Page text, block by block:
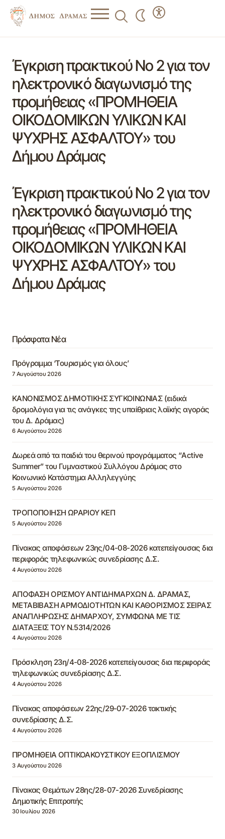
Έγκριση πρακτικού Νο 2 για τον
ηλεκτρονικό διαγωνισμό της
προμήθειας «ΠΡΟΜΗΘΕΙΑ
ΟΙΚΟΔΟΜΙΚΩΝ ΥΛΙΚΩΝ ΚΑΙ
ΨΥΧΡΗΣ ΑΣΦΑΛΤΟΥ» του
Δήμου Δράμας
Έγκριση πρακτικού Νο 2 για τον
ηλεκτρονικό διαγωνισμό της
προμήθειας «ΠΡΟΜΗΘΕΙΑ
ΟΙΚΟΔΟΜΙΚΩΝ ΥΛΙΚΩΝ ΚΑΙ
ΨΥΧΡΗΣ ΑΣΦΑΛΤΟΥ» του
Δήμου Δράμας
Πρόσφατα Νέα
Πρόγραμμα ‘Τουρισμός για όλους’
7 Αυγούστου 2026
ΚΑΝΟΝΙΣΜΟΣ ΔΗΜΟΤΙΚΗΣ ΣΥΓΚΟΙΝΩΝΙΑΣ (ειδικά
δρομολόγια για τις ανάγκες της υπαίθριας λαϊκής αγοράς
του Δ. Δράμας)
6 Αυγούστου 2026
Δωρεά από τα παιδιά του θερινού προγράμματος “Active
Summer” του Γυμναστικού Συλλόγου Δράμας στο
Κοινωνικό Κατάστημα Αλληλεγγύης
5 Αυγούστου 2026
ΤΡΟΠΟΠΟΙΗΣΗ ΩΡΑΡΙΟΥ ΚΕΠ
5 Αυγούστου 2026
Πίνακας αποφάσεων 23ης/04-08-2026 κατεπείγουσας δια
περιφοράς τηλεφωνικώς συνεδρίασης Δ.Σ.
4 Αυγούστου 2026
ΑΠΟΦΑΣΗ ΟΡΙΣΜΟΥ ΑΝΤΙΔΗΜΑΡΧΩΝ Δ. ΔΡΑΜΑΣ,
ΜΕΤΑΒΙΒΑΣΗ ΑΡΜΟΔΙΟΤΗΤΩΝ ΚΑΙ ΚΑΘΟΡΙΣΜΟΣ ΣΕΙΡΑΣ
ΑΝΑΠΛΗΡΩΣΗΣ ΔΗΜΑΡΧΟΥ, ΣΥΜΦΩΝΑ ΜΕ ΤΙΣ
ΔΙΑΤΑΞΕΙΣ ΤΟΥ Ν.5314/2026
4 Αυγούστου 2026
Πρόσκληση 23η/4-08-2026 κατεπείγουσας δια περιφοράς
τηλεφωνικώς συνεδρίασης Δ.Σ.
4 Αυγούστου 2026
Πίνακας αποφάσεων 22ης/29-07-2026 τακτικής
συνεδρίασης Δ.Σ.
4 Αυγούστου 2026
ΠΡΟΜΗΘΕΙΑ ΟΠΤΙΚΟΑΚΟΥΣΤΙΚΟΥ ΕΞΟΠΛΙΣΜΟΥ
3 Αυγούστου 2026
Πίνακας Θεμάτων 28ης/28-07-2026 Συνεδρίασης
Δημοτικής Επιτροπής
30 Ιουλίου 2026